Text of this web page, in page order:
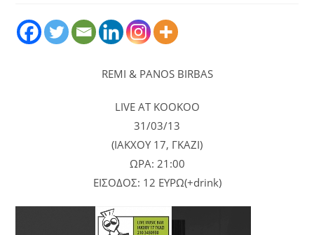
REMI & PANOS BIRBAS
LIVE AT KOOKOO
31/03/13
(ΙΑΚΧΟΥ 17, ΓΚΑΖΙ)
ΩΡΑ: 21:00
ΕΙΣΟΔΟΣ: 12 ΕΥΡΩ(+drink)